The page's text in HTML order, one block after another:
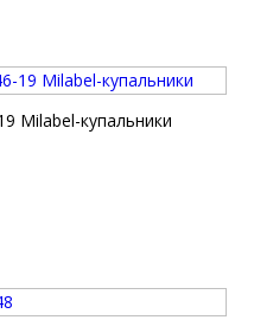
Milabel-купальники